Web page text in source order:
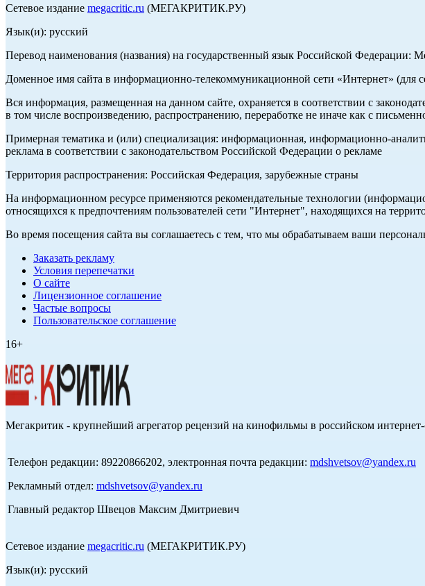
Сетевое издание megacritic.ru (МЕГАКРИТИК.РУ)
Язык(и): русский
Перевод наименования (названия) на государственный язык Российской Федерации:
Доменное имя сайта в информационно-телекоммуникационной сети «Интернет» (для
Вся информация, размещенная на данном сайте, охраняется в соответствии с
в том числе воспроизведению, распространению, переработке не иначе как с
Примерная тематика и (или) специализация: информационная, информационно-
реклама в соответствии с законодательством Российской Федерации о рекламе
Территория распространения: Российская Федерация, зарубежные страны
На информационном ресурсе применяются рекомендательные технологии
относящихся к предпочтениям пользователей сети "Интернет", находящихся на
Во время посещения сайта вы соглашаетесь с тем, что мы обрабатываем ваши
Заказать рекламу
Условия перепечатки
О сайте
Лицензионное соглашение
Частые вопросы
Пользовательское соглашение
16+
Мегакритик - крупнейший агрегатор рецензий на кинофильмы в российском интернет-
Телефон редакции: 89220866202, электронная почта редакции: mdshvetsov@yandex.ru
Рекламный отдел: mdshvetsov@yandex.ru
Главный редактор Швецов Максим Дмитриевич
Сетевое издание megacritic.ru (МЕГАКРИТИК.РУ)
Язык(и): русский